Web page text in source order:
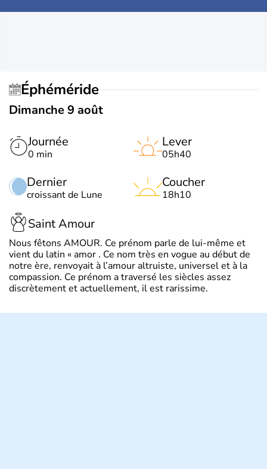
Éphéméride
Dimanche 9 août
Journée
0 min
Dernier
croissant de Lune
Lever
05h40
Coucher
18h10
Saint Amour
Nous fêtons AMOUR. Ce prénom parle de lui-même et
vient du latin « amor . Ce nom très en vogue au début de
notre ère, renvoyait à l’amour altruiste, universel et à la
compassion. Ce prénom a traversé les siècles assez
discrètement et actuellement, il est rarissime.